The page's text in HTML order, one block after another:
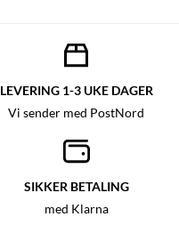
LEVERING 1-3 UKE DAGER
Vi sender med PostNord
SIKKER BETALING
med Klarna